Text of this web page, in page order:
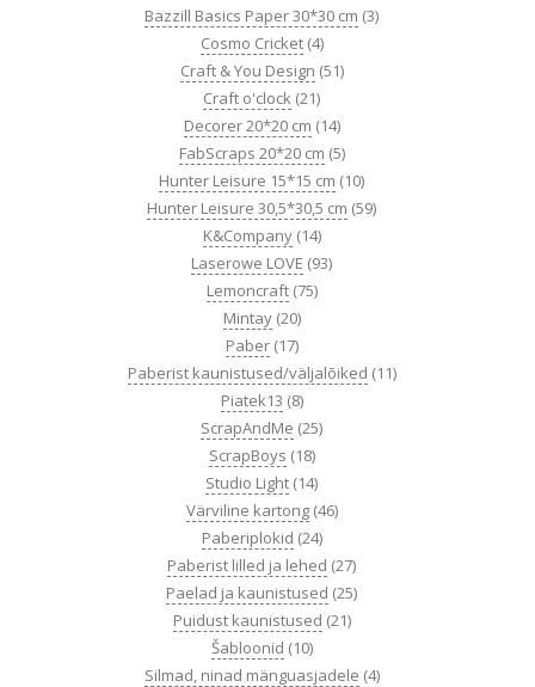
Bazzill Basics Paper 30*30 cm (3)
Cosmo Cricket (4)
Craft & You Design (51)
Craft o'clock (21)
Decorer 20*20 cm (14)
FabScraps 20*20 cm (5)
Hunter Leisure 15*15 cm (10)
Hunter Leisure 30,5*30,5 cm (59)
K&Company (14)
Laserowe LOVE (93)
Lemoncraft (75)
Mintay (20)
Paber (17)
Paberist kaunistused/väljalõiked (11)
Piatek13 (8)
ScrapAndMe (25)
ScrapBoys (18)
Studio Light (14)
Värviline kartong (46)
Paberiplokid (24)
Paberist lilled ja lehed (27)
Paelad ja kaunistused (25)
Puidust kaunistused (21)
Šabloonid (10)
Silmad, ninad mänguasjadele (4)